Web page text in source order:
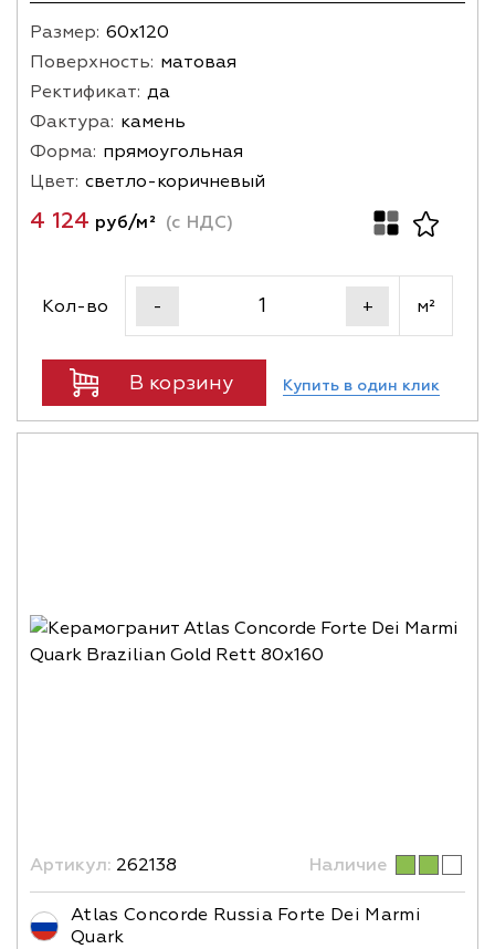
Размер: 60х120
Поверхность: матовая
Ректификат: да
Фактура: камень
Форма: прямоугольная
Цвет: светло-коричневый
4 124 руб/м² (с НДС)
Кол-во - + м²
В корзину Купить в один клик
Артикул: 262138 Наличие
Atlas Concorde Russia Forte Dei Marmi
Quark